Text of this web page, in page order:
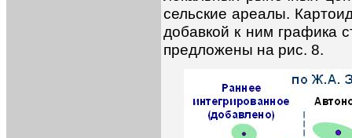
сельские ареалы.
добавкой к ним графика
предложены на рис. 8.